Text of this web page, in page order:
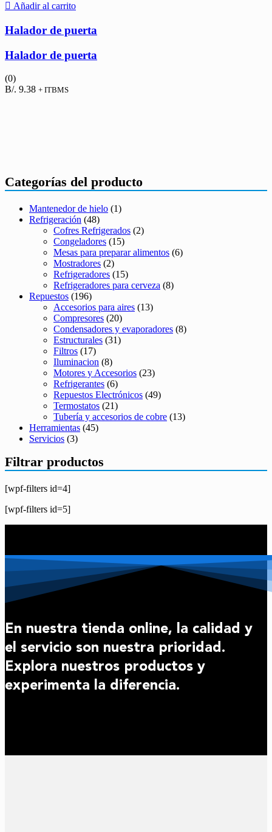
Añadir al carrito
Halador de puerta
Halador de puerta
(0)
B/. 9.38 + ITBMS
Categorías del producto
Mantenedor de hielo (1)
Refrigeración (48)
Cofres Refrigerados (2)
Congeladores (15)
Mesas para preparar alimentos (6)
Mostradores (2)
Refrigeradores (15)
Refrigeradores para cerveza (8)
Repuestos (196)
Accesorios para aires (13)
Compresores (20)
Condensadores y evaporadores (8)
Estructurales (31)
Filtros (17)
Iluminacion (8)
Motores y Accesorios (23)
Refrigerantes (6)
Repuestos Electrónicos (49)
Termostatos (21)
Tubería y accesorios de cobre (13)
Herramientas (45)
Servicios (3)
Filtrar productos
[wpf-filters id=4]
[wpf-filters id=5]
En nuestra tienda online, la calidad y
el servicio son nuestra prioridad.
Explora nuestros productos y
experimenta la diferencia.